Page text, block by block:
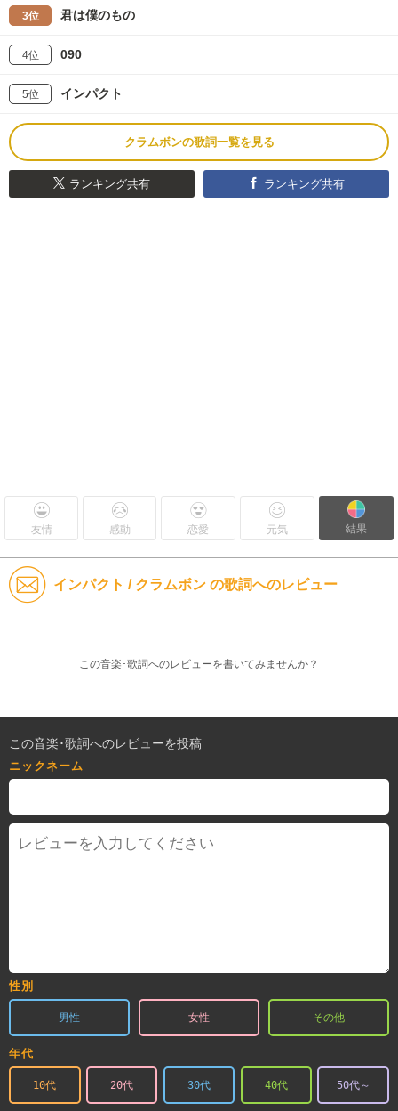
3位 君は僕のもの
4位 090
5位 インパクト
クラムボンの歌詞一覧を見る
ランキング共有 ランキング共有
友情 感動 恋愛 元気 結果
インパクト / クラムボン の歌詞へのレビュー
この音楽･歌詞へのレビューを書いてみませんか？
この音楽･歌詞へのレビューを投稿
ニックネーム
性別
男性 女性 その他
年代
10代 20代 30代 40代 50代～